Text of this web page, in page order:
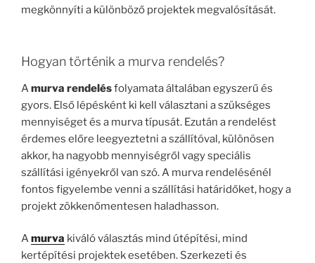
megkönnyíti a különböző projektek megvalósítását.
Hogyan történik a murva rendelés?
Amurva rendelésfolyamata általában egyszerű és
gyors. Első lépésként ki kell választani a szükséges
mennyiséget és a murva típusát. Ezután a rendelést
érdemes előre leegyeztetni a szállítóval, különösen
akkor, ha nagyobb mennyiségről vagy speciális
szállítási igényekről van szó. A murva rendelésénél
fontos figyelembe venni a szállítási határidőket, hogy a
projekt zökkenőmentesen haladhasson.
Amurva kiváló választás mind útépítési, mind
kertépítési projektek esetében. Szerkezeti és